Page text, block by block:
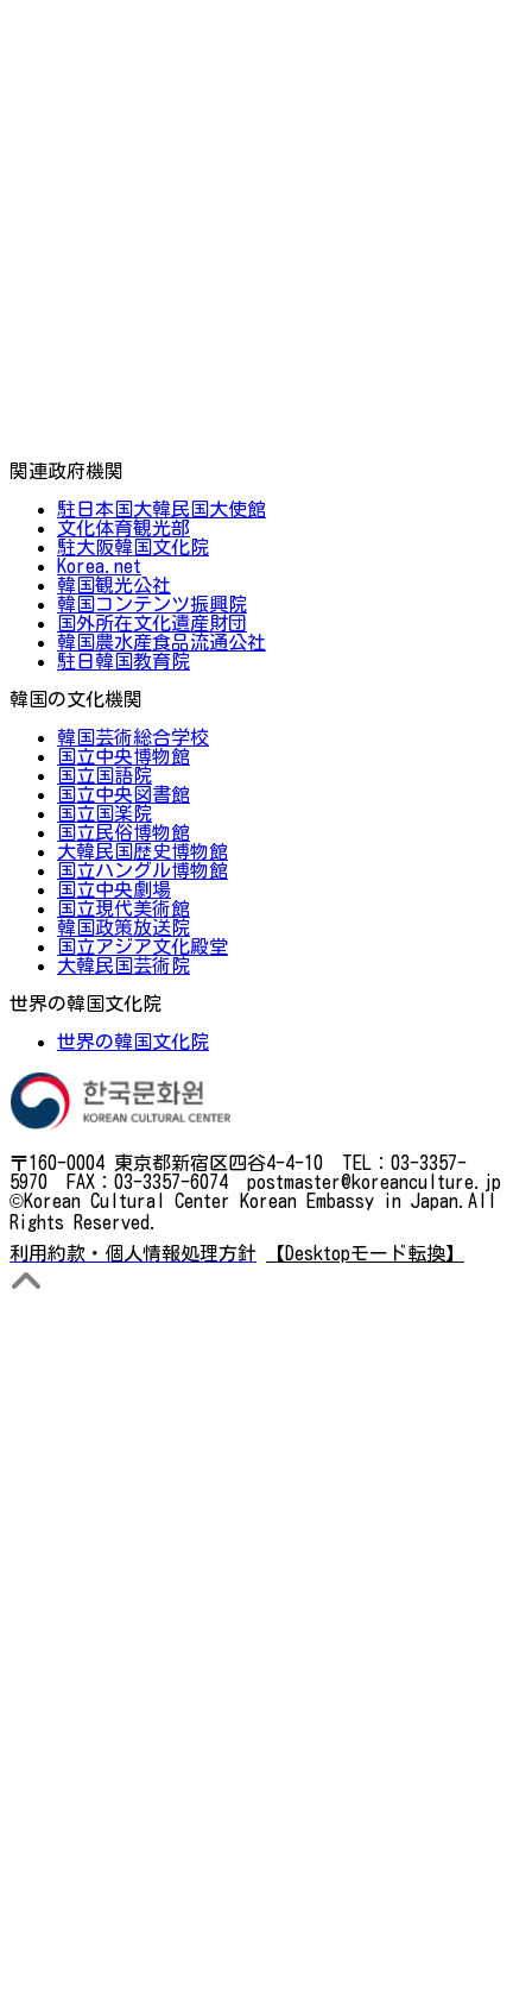
関連政府機関
駐日本国大韓民国大使館
文化体育観光部
駐大阪韓国文化院
Korea.net
韓国観光公社
韓国コンテンツ振興院
国外所在文化遺産財団
韓国農水産食品流通公社
駐日韓国教育院
韓国の文化機関
韓国芸術総合学校
国立中央博物館
国立国語院
国立中央図書館
国立国楽院
国立民俗博物館
大韓民国歴史博物館
国立ハングル博物館
国立中央劇場
国立現代美術館
韓国政策放送院
国立アジア文化殿堂
大韓民国芸術院
世界の韓国文化院
世界の韓国文化院
〒160-0004 東京都新宿区四谷4-4-10 TEL：03-3357-
5970 FAX：03-3357-6074 postmaster@koreanculture.jp
©Korean Cultural Center Korean Embassy in Japan.All
Rights Reserved.
利用約款・個人情報処理方針
【Desktopモード転換】